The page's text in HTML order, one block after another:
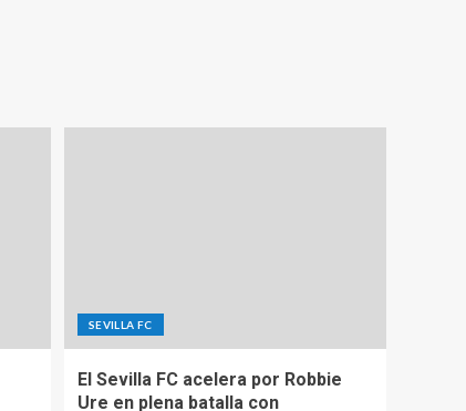
SEVILLA FC
El Sevilla FC acelera por Robbie
Ure en plena batalla con